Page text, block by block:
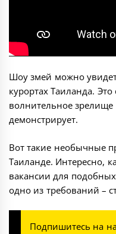
Шоу змей можно
курортах Таиланда.
волнительное
демонстрирует.
Вот такие необычные
Таиланде. Интересно,
вакансии для
одно из требований –
Подпишитесь на